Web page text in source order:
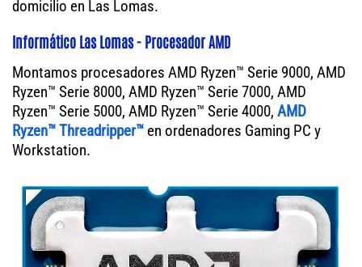
domicilio en Las Lomas.
Informático Las Lomas - Procesador AMD
Montamos procesadores AMD Ryzen™ Serie 9000, AMD
Ryzen™ Serie 8000, AMD Ryzen™ Serie 7000, AMD
Ryzen™ Serie 5000, AMD Ryzen™ Serie 4000, AMD
Ryzen™ Threadripper™ en ordenadores Gaming PC y
Workstation.